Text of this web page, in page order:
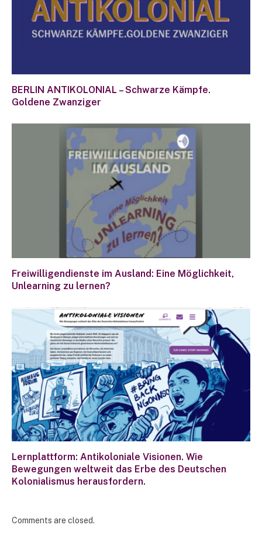
BERLIN ANTIKOLONIAL – Schwarze Kämpfe.
Goldene Zwanziger
Freiwilligendienste im Ausland: Eine Möglichkeit,
Unlearning zu lernen?
Lernplattform: Antikoloniale Visionen. Wie
Bewegungen weltweit das Erbe des Deutschen
Kolonialismus herausfordern.
Comments are closed.